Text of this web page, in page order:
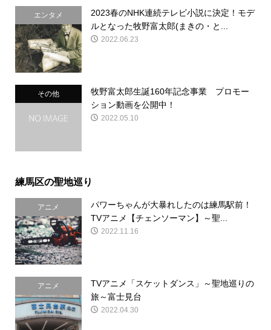
エンタメ
2023春のNHK連続テレビ小説に決定！モデ
ルとなった牧野富太郎(まきの・と...
2022.06.23
その他
牧野富太郎生誕160年記念事業 プロモー
ション動画を公開中！
2022.05.10
練馬区の聖地巡り
アニメ
パワーちゃんが大暴れしたのは練馬駅前！
TVアニメ【チェンソーマン】～聖...
2022.11.16
アニメ
TVアニメ「スケットダンス」～聖地巡りの
旅～富士見台
2022.04.30